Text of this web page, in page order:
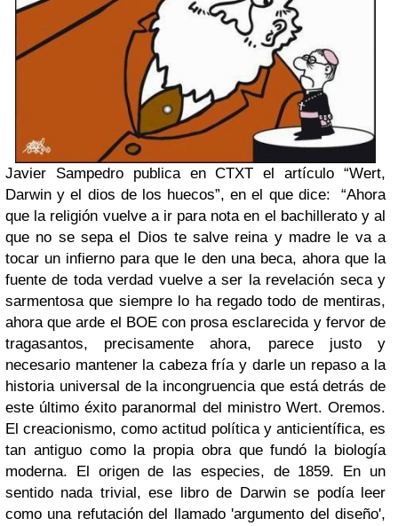
Javier Sampedro publica en CTXT el artículo “Wert,
Darwin y el dios de los huecos”, en el que dice:
“Ahora
que la religión vuelve a ir para nota en el bachillerato y al
que no se sepa el Dios te salve reina y madre le va a
tocar un infierno para que le den una beca, ahora que la
fuente de toda verdad vuelve a ser la revelación seca y
sarmentosa que siempre lo ha regado todo de mentiras,
ahora que arde el BOE con prosa esclarecida y fervor de
tragasantos, precisamente ahora, parece justo y
necesario mantener la cabeza fría y darle un repaso a la
historia universal de la incongruencia que está detrás de
este último éxito paranormal del ministro Wert. Oremos.
El creacionismo, como actitud política y anticientífica, es
tan antiguo como la propia obra que fundó la biología
moderna. El origen de las especies, de 1859. En un
sentido nada trivial, ese libro de Darwin se podía leer
como una refutación del llamado 'argumento del diseño',